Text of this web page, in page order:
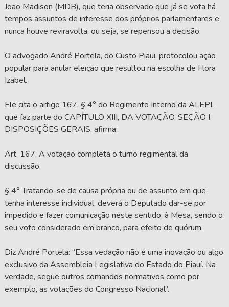
João Madison (MDB), que teria observado que já se vota há
tempos assuntos de interesse dos próprios parlamentares e
nunca houve reviravolta, ou seja, se repensou a decisão.
O advogado André Portela, do Custo Piaui, protocolou ação
popular para anular eleição que resultou na escolha de Flora
Izabel.
Ele cita o artigo 167, § 4° do Regimento Interno da ALEPI,
que faz parte do CAPÍTULO XIII, DA VOTAÇÃO, SEÇÃO I,
DISPOSIÇÕES GERAIS, afirma:
Art. 167. A votação completa o turno regimental da
discussão.
§ 4° Tratando-se de causa própria ou de assunto em que
tenha interesse individual, deverá o Deputado dar-se por
impedido e fazer comunicação neste sentido, à Mesa, sendo o
seu voto considerado em branco, para efeito de quórum.
Diz André Portela: “Essa vedação não é uma inovação ou algo
exclusivo da Assembleia Legislativa do Estado do Piauí. Na
verdade, segue outros comandos normativos como por
exemplo, as votações do Congresso Nacional”.